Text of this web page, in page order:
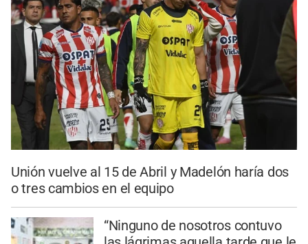
Unión vuelve al 15 de Abril y Madelón haría dos
o tres cambios en el equipo
“Ninguno de nosotros contuvo